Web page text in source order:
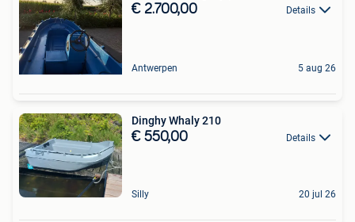
€ 2.700,00 Details
Antwerpen 5 aug 26
Dinghy Whaly 210
€ 550,00 Details
Silly 20 jul 26